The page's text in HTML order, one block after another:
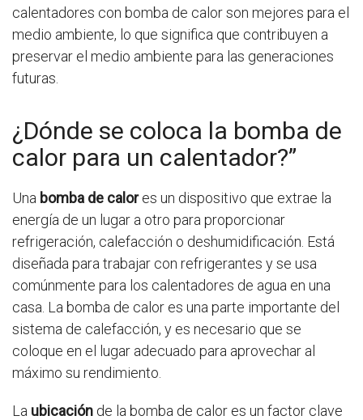
calentadores con bomba de calor son mejores para el
medio ambiente, lo que significa que contribuyen a
preservar el medio ambiente para las generaciones
futuras.
¿Dónde se coloca la bomba de
calor para un calentador?”
Una bomba de calores un dispositivo que extrae la
energía de un lugar a otro para proporcionar
refrigeración, calefacción o deshumidificación. Está
diseñada para trabajar con refrigerantes y se usa
comúnmente para los calentadores de agua en una
casa. La bomba de calor es una parte importante del
sistema de calefacción, y es necesario que se
coloque en el lugar adecuado para aprovechar al
máximo su rendimiento.
La ubicación de la bomba de calor es un factor clave